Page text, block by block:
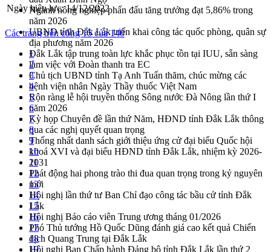
Ngành nông nghiệp phấn đấu tăng trưởng đạt 5,86% trong
năm 2026
UBND tỉnh Đắk Lắk triển khai công tác quốc phòng, quân sự
địa phương năm 2026
Đắk Lắk tập trung toàn lực khắc phục tồn tại IUU, sẵn sàng
làm việc với Đoàn thanh tra EC
Chủ tịch UBND tỉnh Tạ Anh Tuấn thăm, chúc mừng các
bệnh viện nhân Ngày Thầy thuốc Việt Nam
Rộn ràng lễ hội truyền thống Sông nước Đà Nông lần thứ I
năm 2026
Kỳ họp Chuyên đề lần thứ Năm, HĐND tỉnh Đắk Lắk thông
qua các nghị quyết quan trọng
Thống nhất danh sách giới thiệu ứng cử đại biểu Quốc hội
khoá XVI và đại biểu HĐND tỉnh Đắk Lắk, nhiệm kỳ 2026-
2031
Phát động hai phong trào thi đua quan trọng trong kỷ nguyên
mới
Hội nghị lần thứ tư Ban Chỉ đạo công tác bầu cử tỉnh Đắk
Lắk
Hội nghị Báo cáo viên Trung ương tháng 01/2026
Phó Thủ tướng Hồ Quốc Dũng đánh giá cao kết quả Chiến
dịch Quang Trung tại Đắk Lắk
Hội nghị Ban Chấp hành Đảng bộ tỉnh Đắk Lắk lần thứ 2
Ngày hiệu lực:14/12/2022
Các trang trên cổng 15 của 140
1
2
3
4
5
6
7
8
9
10
11
12
13
14
15
16
17
18
19